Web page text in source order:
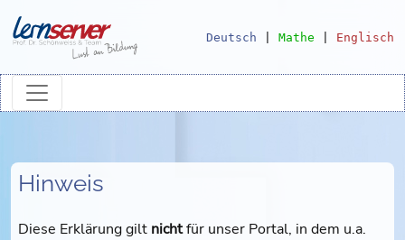
Deutsch Mathe Englisch
Hinweis
Diese Erklärung gilt nichtfür unser Portal, in dem u.a.